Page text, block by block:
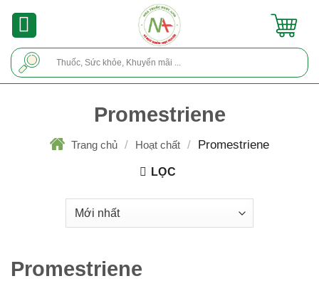
Promestriene
Trang chủ / Hoạt chất / Promestriene
LỌC
Promestriene